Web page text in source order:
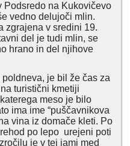
Podsredo na Kukovičevo
vedno delujoči mlin.
zgrajena v sredini 19.
del je tudi mlin, se
hrano in del njihove
je bil že čas za
turistični kmetiji
meso je bilo
ima ime “puščavnikova
vina iz domače kleti. Po
po lepo urejeni poti
je v tej jami med